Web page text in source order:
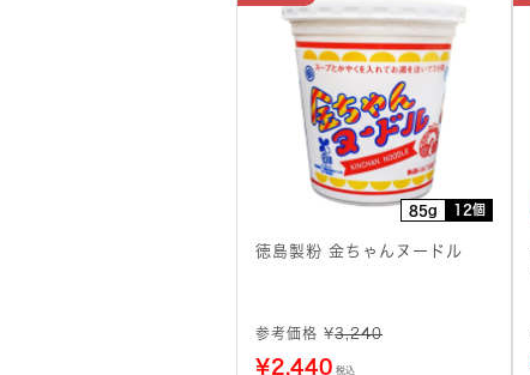
85g 12個
徳島製粉 金ちゃんヌードル
参考価格 ¥3,240
¥2,440 税込